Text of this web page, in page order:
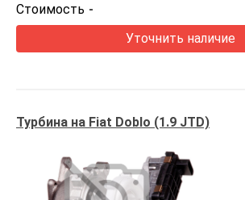
Стоимость -
Уточнить наличие
Турбина на Fiat Doblo (1.9 JTD)